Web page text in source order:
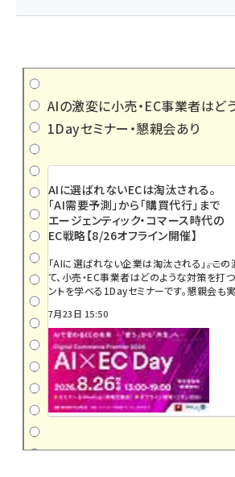
AIの激変に小売・EC事業者はど
1Dayセミナー・懇親会あり
AIに選ばれないECは淘汰される。
「AI需要予測」から「購買代行」まで
エージェンティック・コマース時代の
EC戦略【8/26オフライン開催】
「AIに選ばれない企業は淘汰される」――。こ
て、小売・EC事業者はどのような対策を打
ントを学べる1Dayセミナーです。懇親会も実
7月23日 15:50